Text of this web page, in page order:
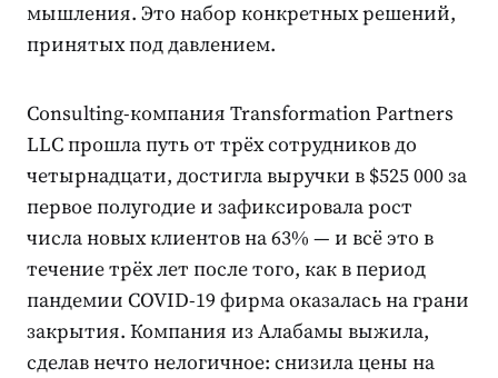
мышления. Это набор конкретных решений,
принятых под давлением.
Consulting-компания Transformation Partners
LLC прошла путь от трёх сотрудников до
четырнадцати, достигла выручки в $525 000 за
первое полугодие и зафиксировала рост
числа новых клиентов на 63% — и всё это в
течение трёх лет после того, как в период
пандемии COVID-19 фирма оказалась на грани
закрытия. Компания из Алабамы выжила,
сделав нечто нелогичное: снизила цены на